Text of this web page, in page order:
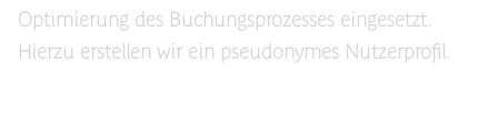
Optimierung des Buchungsprozesses eingesetzt.
Hierzu erstellen wir ein pseudonymes Nutzerprofil.